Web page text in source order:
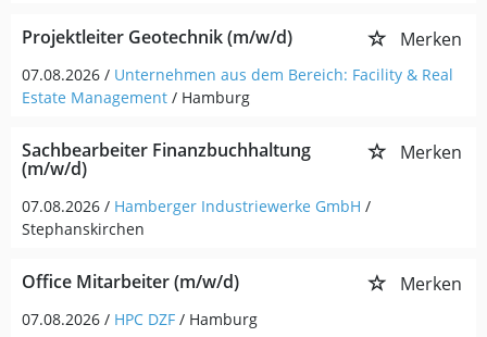
Projektleiter Geotechnik (m/w/d) Merken
07.08.2026 / Unternehmen aus dem Bereich: Facility & Real
Estate Management / Hamburg
Sachbearbeiter Finanzbuchhaltung
(m/w/d)
Merken
07.08.2026 / Hamberger Industriewerke GmbH /
Stephanskirchen
Office Mitarbeiter (m/w/d) Merken
07.08.2026 / HPC DZF / Hamburg